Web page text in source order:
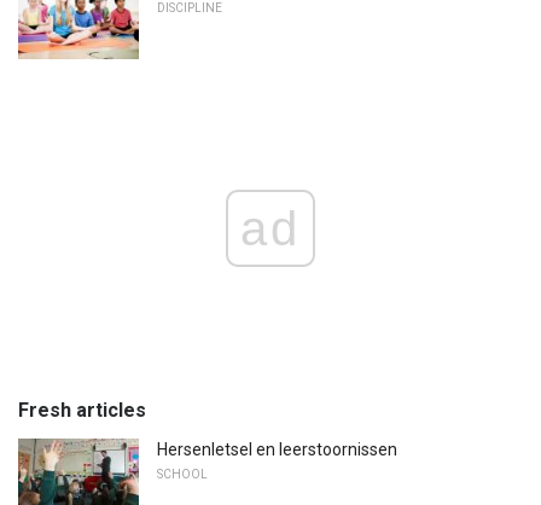
DISCIPLINE
ad
Fresh articles
Hersenletsel en leerstoornissen
SCHOOL